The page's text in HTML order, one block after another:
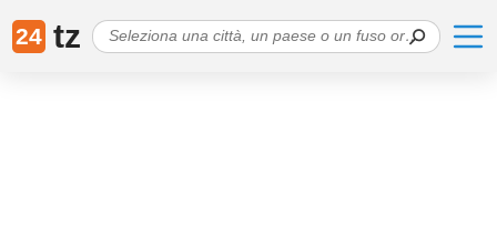
24 tz